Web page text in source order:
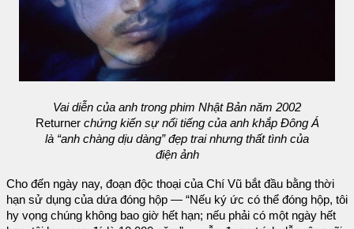
Vai diễn của anh trong phim Nhật Bản năm 2002
Returnerchứng kiến sự nổi tiếng của anh khắp Đông Á
là “anh chàng dịu dàng” đẹp trai nhưng thất tình của
điện ảnh
Cho đến ngày nay, đoạn độc thoại của Chí Vũ bắt đầu bằng thời
hạn sử dụng của dứa đóng hộp — “Nếu ký ức có thể đóng hộp, tôi
hy vọng chúng không bao giờ hết hạn; nếu phải có một ngày hết